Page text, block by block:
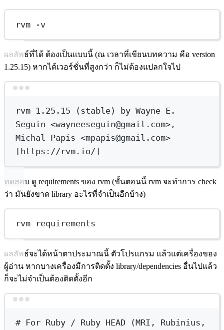
rvm -v
ผลลัพธ์ที่ได้ ต้องเป็นแบบนี้ (ณ เวลาที่เขียนบทความ คือ version
1.25.15) หากได้เวอร์ชั่นที่สูงกว่า ก็ไม่ต้องแปลกใจไป
rvm 1.25.15 (stable) by Wayne E.
Seguin <wayneeseguin@gmail.com>,
Michal Papis <mpapis@gmail.com>
[https://rvm.io/]
ทดสอบ ดู requirements ของ rvm (ขั้นตอนนี้ rvm จะทำการ check
ว่า มันยังขาด library อะไรที่จำเป็นอีกบ้าง)
rvm requirements
ผลลัพธ์จะได้หน้าตาประมาณนี้ ตัวโปรแกรม แล้วแต่เครื่องของ
ผู้อ่าน หากบางเครื่องมีการติดตั้ง library/dependencies อื่นไปแล้ว
ก็จะไม่จำเป็นต้องติดตั้งอีก
# For Ruby / Ruby HEAD (MRI, Rubinius,